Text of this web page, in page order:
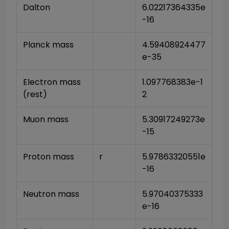
Dalton
6.02217364335e
-16
Planck mass
4.59408924477
e-35
Electron mass
(rest)
1.097768383e-1
2
Muon mass
5.30917249273e
-15
Proton mass r
5.97863320551e
-16
Neutron mass
5.97040375333
e-16